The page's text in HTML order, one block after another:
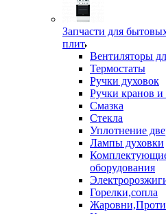
Запчасти для
плит
Вентиляторы
Термостаты
Ручки духовок
Ручки кранов и
Смазка
Стекла
Уплотнение
Лампы духовки
оборудования
Горелки,сопла